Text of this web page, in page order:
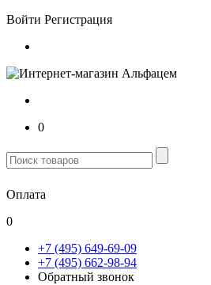
Войти Регистрация
0
Оплата
0
+7 (495) 649-69-09
+7 (495) 662-98-94
Обратный звонок